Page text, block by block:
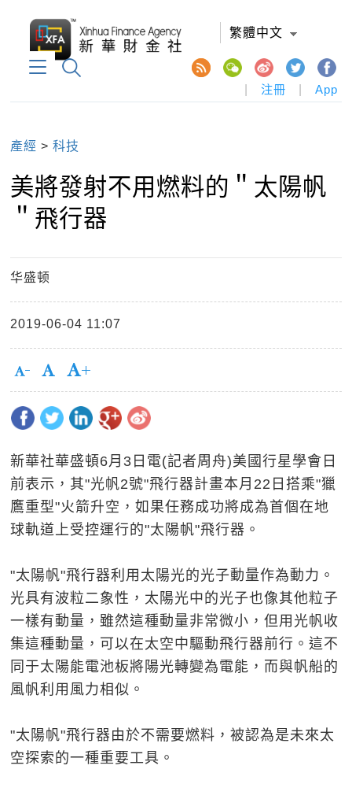
繁體中文
注冊 App
產經 >科技
美將發射不用燃料的＂太陽帆
＂飛行器
华盛顿
2019-06-04 11:07
新華社華盛頓6月3日電(記者周舟)美國行星學會日
前表示，其"光帆2號"飛行器計畫本月22日搭乘"獵
鷹重型"火箭升空，如果任務成功將成為首個在地
球軌道上受控運行的"太陽帆"飛行器。
"太陽帆"飛行器利用太陽光的光子動量作為動力。
光具有波粒二象性，太陽光中的光子也像其他粒子
一樣有動量，雖然這種動量非常微小，但用光帆收
集這種動量，可以在太空中驅動飛行器前行。這不
同于太陽能電池板將陽光轉變為電能，而與帆船的
風帆利用風力相似。
"太陽帆"飛行器由於不需要燃料，被認為是未來太
空探索的一種重要工具。